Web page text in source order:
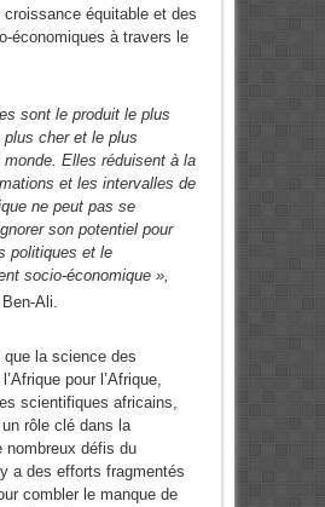
croissance équitable et des
économiques à travers le
sont le produit le plus
cher et le plus
monde. Elles réduisent à la
et les intervalles de
ne peut pas se
son potentiel pour
politiques et le
socio-économique »,
Ali.
que la science des
pour l’Afrique,
scientifiques africains,
rôle clé dans la
nombreux défis du
a des efforts fragmentés
combler le manque de